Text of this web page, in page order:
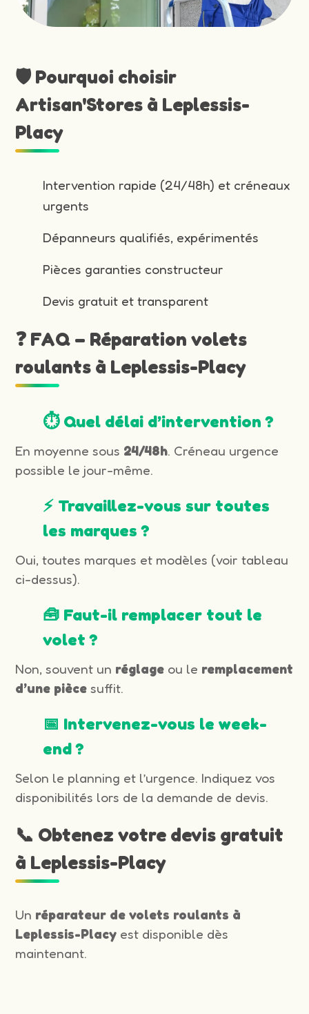
🛡️ Pourquoi choisir
Artisan'Stores à Leplessis-
Placy
Intervention rapide (24/48h) et créneaux
urgents
Dépanneurs qualifiés, expérimentés
Pièces garanties constructeur
Devis gratuit et transparent
❓ FAQ – Réparation volets
roulants à Leplessis-Placy
⏱️ Quel délai d’intervention ?
En moyenne sous 24/48h. Créneau urgence
possible le jour-même.
⚡ Travaillez-vous sur toutes
les marques ?
Oui, toutes marques et modèles (voir tableau
ci-dessus).
🧰 Faut-il remplacer tout le
volet ?
Non, souvent un réglage ou le remplacement
d’une pièce suffit.
📅 Intervenez-vous le week-
end ?
Selon le planning et l’urgence. Indiquez vos
disponibilités lors de la demande de devis.
📞 Obtenez votre devis gratuit
à Leplessis-Placy
Un réparateur de volets roulants à
Leplessis-Placy est disponible dès
maintenant.